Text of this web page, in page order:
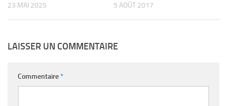
23 MAI 2025 5 AOÛT 2017
LAISSER UN COMMENTAIRE
Commentaire*